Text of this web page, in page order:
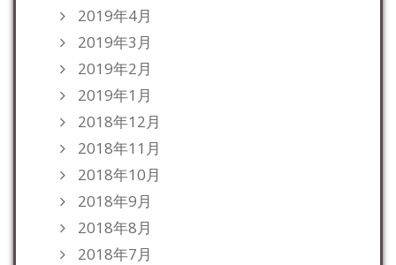
2019年4月
2019年3月
2019年2月
2019年1月
2018年12月
2018年11月
2018年10月
2018年9月
2018年8月
2018年7月